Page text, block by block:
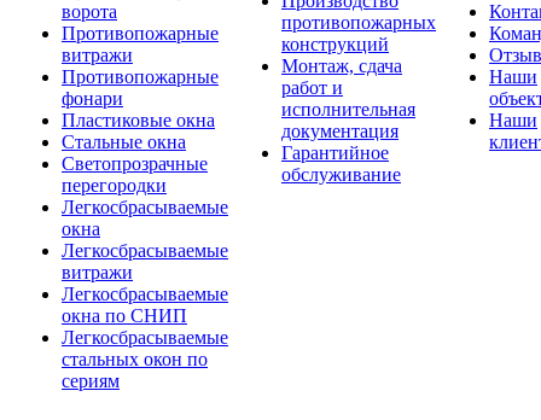
ворота
Противопожарные
витражи
Противопожарные
фонари
Пластиковые окна
Стальные окна
Светопрозрачные
перегородки
Легкосбрасываемые
окна
Легкосбрасываемые
витражи
Легкосбрасываемые
окна по СНИП
Легкосбрасываемые
стальных окон по
сериям
противопожарных
конструкций
Монтаж, сдача
работ и
исполнительная
документация
Гарантийное
обслуживание
Наши
Наши